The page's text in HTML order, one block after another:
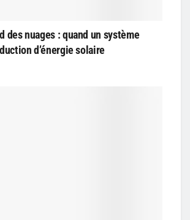
des nuages : quand un système
d’énergie solaire